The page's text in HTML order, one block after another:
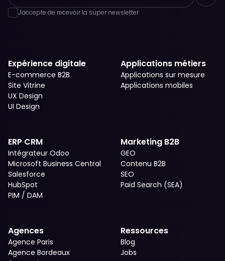
J'accepte de recevoir la super newsletter
Expérience digitale
E-commerce B2B
Site Vitrine
UX Design
UI Design
Applications métiers
Applications sur mesure
Applications mobiles
ERP CRM
Intégrateur Odoo
Microsoft Business Central
Salesforce
HubSpot
PIM / DAM
Marketing B2B
GEO
Contenu B2B
SEO
Paid Search (SEA)
Agences
Agence Paris
Agence Bordeaux
Ressources
Blog
Jobs